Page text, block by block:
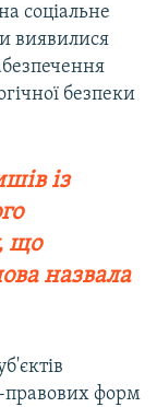
соціальне
виявилися
безпеки
із
що
назвала
правових форм